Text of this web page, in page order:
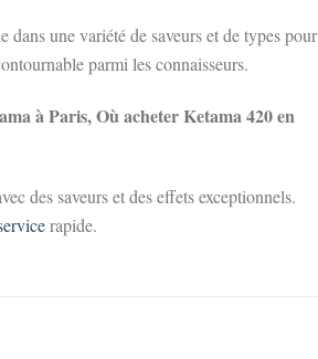
dans une variété de saveurs et de types pour
parmi les connaisseurs.
à Paris, Où acheter Ketama 420 en
des saveurs et des effets exceptionnels.
rapide.